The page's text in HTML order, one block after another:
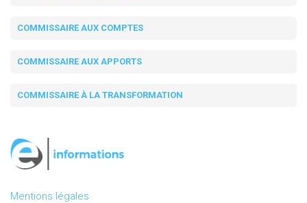
COMMISSAIRE AUX COMPTES
COMMISSAIRE AUX APPORTS
COMMISSAIRE À LA TRANSFORMATION
Mentions légales